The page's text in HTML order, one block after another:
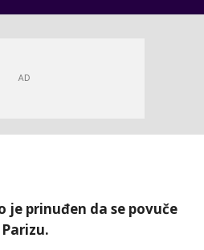
prinuđen da se povuče